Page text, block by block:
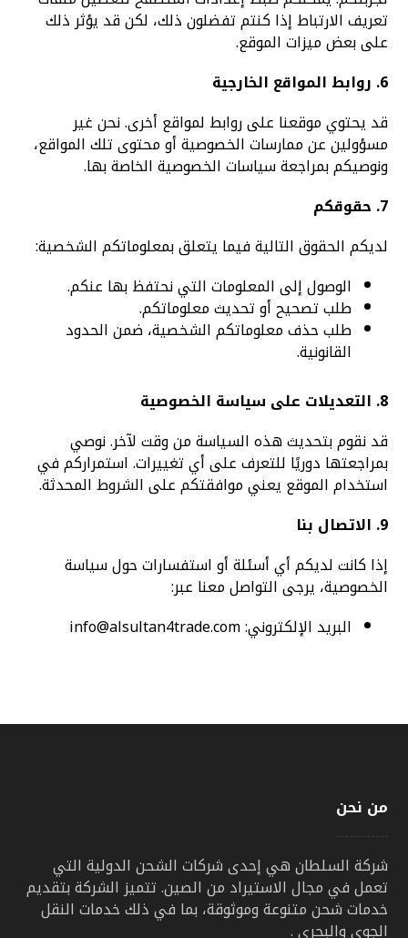
تعريف الارتباط إذا كنتم تفضلون ذلك، لكن قد يؤثر ذلك
على بعض ميزات الموقع.
6. روابط المواقع الخارجية
قد يحتوي موقعنا على روابط لمواقع أخرى. نحن غير
مسؤولين عن ممارسات الخصوصية أو محتوى تلك المواقع،
ونوصيكم بمراجعة سياسات الخصوصية الخاصة بها.
7. حقوقكم
لديكم الحقوق التالية فيما يتعلق بمعلوماتكم الشخصية:
الوصول إلى المعلومات التي نحتفظ بها عنكم.
طلب تصحيح أو تحديث معلوماتكم.
طلب حذف معلوماتكم الشخصية، ضمن الحدود
القانونية.
8. التعديلات على سياسة الخصوصية
قد نقوم بتحديث هذه السياسة من وقت لآخر. نوصي
بمراجعتها دوريًا للتعرف على أي تغييرات. استمراركم في
استخدام الموقع يعني موافقتكم على الشروط المحدثة.
9. الاتصال بنا
إذا كانت لديكم أي أسئلة أو استفسارات حول سياسة
الخصوصية، يرجى التواصل معنا عبر:
البريد الإلكتروني:info@alsultan4trade.com
من نحن
شركة السلطان هي إحدى شركات الشحن الدولية التي
تعمل في مجال الاستيراد من الصين. تتميز الشركة بتقديم
خدمات شحن متنوعة وموثوقة، بما في ذلك خدمات النقل
الجوي والبحري .